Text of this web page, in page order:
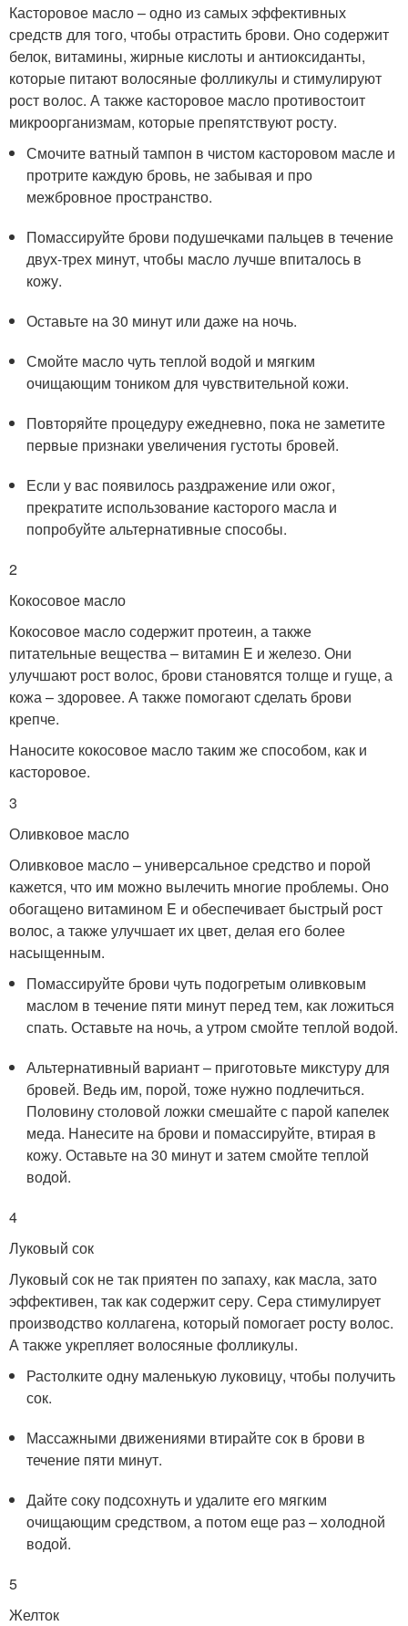
Касторовое масло – одно из самых эффективных
средств для того, чтобы отрастить брови. Оно содержит
белок, витамины, жирные кислоты и антиоксиданты,
которые питают волосяные фолликулы и стимулируют
рост волос. А также касторовое масло противостоит
микроорганизмам, которые препятствуют росту.
Смочите ватный тампон в чистом касторовом масле и
протрите каждую бровь, не забывая и про
межбровное пространство.
Помассируйте брови подушечками пальцев в течение
двух-трех минут, чтобы масло лучше впиталось в
кожу.
Оставьте на 30 минут или даже на ночь.
Смойте масло чуть теплой водой и мягким
очищающим тоником для чувствительной кожи.
Повторяйте процедуру ежедневно, пока не заметите
первые признаки увеличения густоты бровей.
Если у вас появилось раздражение или ожог,
прекратите использование касторого масла и
попробуйте альтернативные способы.
2
Кокосовое масло
Кокосовое масло содержит протеин, а также
питательные вещества – витамин E и железо. Они
улучшают рост волос, брови становятся толще и гуще, а
кожа – здоровее. А также помогают сделать брови
крепче.
Наносите кокосовое масло таким же способом, как и
касторовое.
3
Оливковое масло
Оливковое масло – универсальное средство и порой
кажется, что им можно вылечить многие проблемы. Оно
обогащено витамином E и обеспечивает быстрый рост
волос, а также улучшает их цвет, делая его более
насыщенным.
Помассируйте брови чуть подогретым оливковым
маслом в течение пяти минут перед тем, как ложиться
спать. Оставьте на ночь, а утром смойте теплой водой.
Альтернативный вариант – приготовьте микстуру для
бровей. Ведь им, порой, тоже нужно подлечиться.
Половину столовой ложки смешайте с парой капелек
меда. Нанесите на брови и помассируйте, втирая в
кожу. Оставьте на 30 минут и затем смойте теплой
водой.
4
Луковый сок
Луковый сок не так приятен по запаху, как масла, зато
эффективен, так как содержит серу. Сера стимулирует
производство коллагена, который помогает росту волос.
А также укрепляет волосяные фолликулы.
Растолките одну маленькую луковицу, чтобы получить
сок.
Массажными движениями втирайте сок в брови в
течение пяти минут.
Дайте соку подсохнуть и удалите его мягким
очищающим средством, а потом еще раз – холодной
водой.
5
Желток